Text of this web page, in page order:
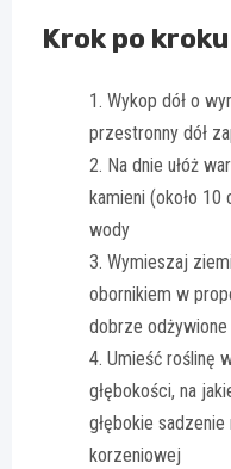
Krok po
Wykop dół o
przestronny dół
Na dnie ułóż
kamieni (około
wody
Wymieszaj
obornikiem w
dobrze odżywione
Umieść roślinę
głębokości, na
głębokie
korzeniowej